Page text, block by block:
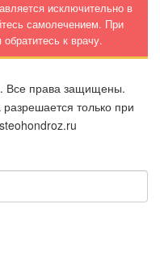
исключительно в
самолечением. При
к врачу.
Все права защищены.
только при